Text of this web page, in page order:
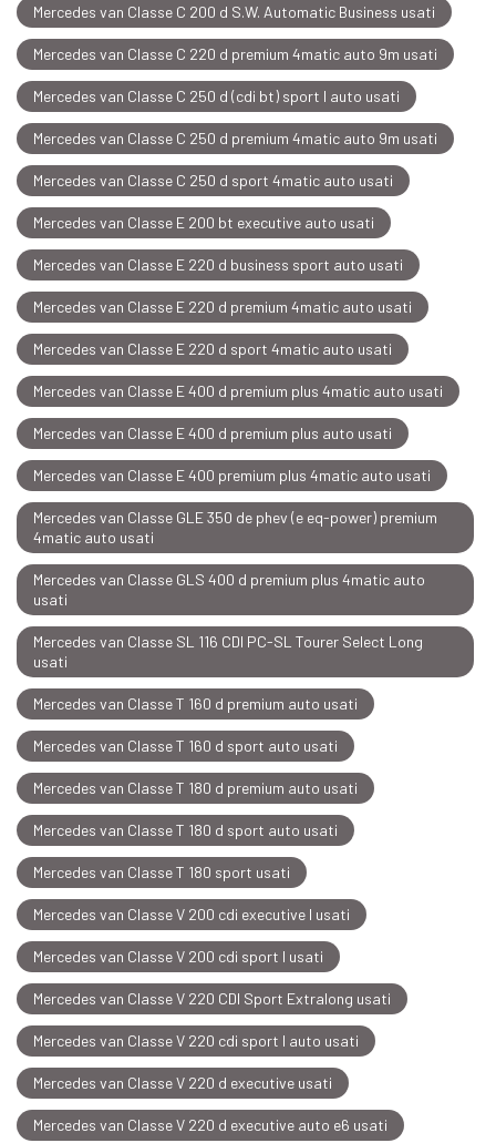
Mercedes van Classe C 200 d S.W. Automatic Business usati
Mercedes van Classe C 220 d premium 4matic auto 9m usati
Mercedes van Classe C 250 d (cdi bt) sport l auto usati
Mercedes van Classe C 250 d premium 4matic auto 9m usati
Mercedes van Classe C 250 d sport 4matic auto usati
Mercedes van Classe E 200 bt executive auto usati
Mercedes van Classe E 220 d business sport auto usati
Mercedes van Classe E 220 d premium 4matic auto usati
Mercedes van Classe E 220 d sport 4matic auto usati
Mercedes van Classe E 400 d premium plus 4matic auto usati
Mercedes van Classe E 400 d premium plus auto usati
Mercedes van Classe E 400 premium plus 4matic auto usati
Mercedes van Classe GLE 350 de phev (e eq-power) premium
4matic auto usati
Mercedes van Classe GLS 400 d premium plus 4matic auto
usati
Mercedes van Classe SL 116 CDI PC-SL Tourer Select Long
usati
Mercedes van Classe T 160 d premium auto usati
Mercedes van Classe T 160 d sport auto usati
Mercedes van Classe T 180 d premium auto usati
Mercedes van Classe T 180 d sport auto usati
Mercedes van Classe T 180 sport usati
Mercedes van Classe V 200 cdi executive l usati
Mercedes van Classe V 200 cdi sport l usati
Mercedes van Classe V 220 CDI Sport Extralong usati
Mercedes van Classe V 220 cdi sport l auto usati
Mercedes van Classe V 220 d executive usati
Mercedes van Classe V 220 d executive auto e6 usati